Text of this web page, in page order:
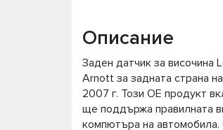
Описание
Заден датчик за височина
Arnott за задната страна
2007 г. Този OE продукт
ще поддържа правилната
компютъра на автомобила.